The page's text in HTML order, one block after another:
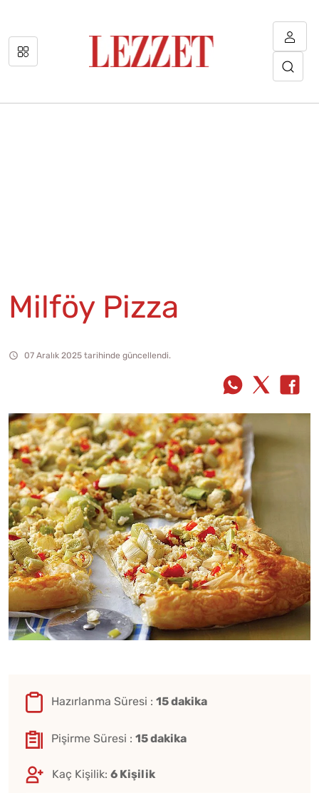
Milföy Pizza
07 Aralık 2025 tarihinde güncellendi.
Hazırlanma Süresi : 15 dakika
Pişirme Süresi : 15 dakika
Kaç Kişilik: 6 Kişilik